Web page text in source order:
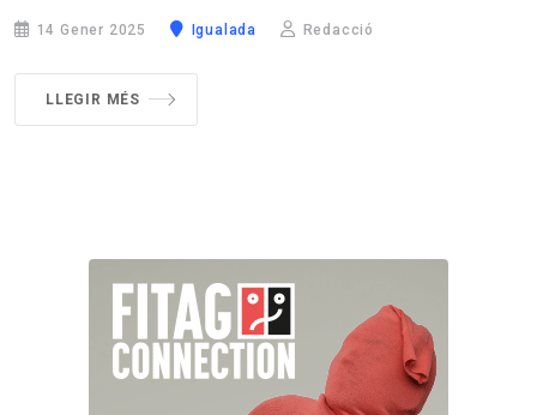
14 Gener 2025 Igualada Redacció
LLEGIR MÉS